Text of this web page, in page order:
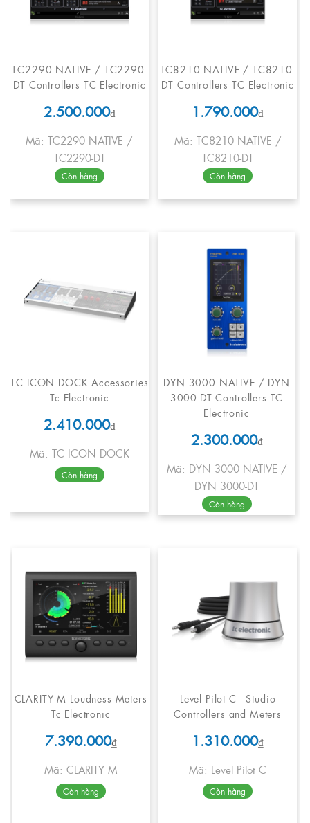
TC2290 NATIVE / TC2290-
DT Controllers TC Electronic
2.500.000₫
Mã: TC2290 NATIVE /
TC2290-DT
Còn hàng
TC8210 NATIVE / TC8210-
DT Controllers TC Electronic
1.790.000₫
Mã: TC8210 NATIVE /
TC8210-DT
Còn hàng
TC ICON DOCK Accessories
Tc Electronic
2.410.000₫
Mã: TC ICON DOCK
Còn hàng
DYN 3000 NATIVE / DYN
3000-DT Controllers TC
Electronic
2.300.000₫
Mã: DYN 3000 NATIVE /
DYN 3000-DT
Còn hàng
CLARITY M Loudness Meters
Tc Electronic
7.390.000₫
Mã: CLARITY M
Còn hàng
Level Pilot C - Studio
Controllers and Meters
1.310.000₫
Mã: Level Pilot C
Còn hàng